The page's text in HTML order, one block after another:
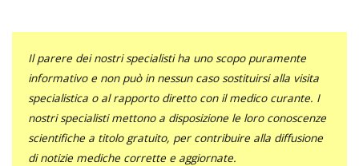
Il parere dei nostri specialisti ha uno scopo puramente
informativo e non può in nessun caso sostituirsi alla visita
specialistica o al rapporto diretto con il medico curante. I
nostri specialisti mettono a disposizione le loro conoscenze
scientifiche a titolo gratuito, per contribuire alla diffusione
di notizie mediche corrette e aggiornate.